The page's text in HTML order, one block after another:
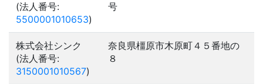
(法人番号:
5500001010653)
号
株式会社シンク
(法人番号:
3150001010567)
奈良県橿原市木原町４５番地の
８